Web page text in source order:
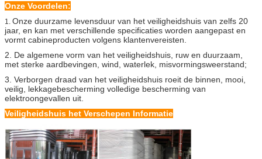
Onze Voordelen:
1. Onze duurzame levensduur van het veiligheidshuis van zelfs 20
jaar, en kan met verschillende specificaties worden aangepast en
vormt cabineproducten volgens klantenvereisten.
2. De algemene vorm van het veiligheidshuis, ruw en duurzaam,
met sterke aardbevingen, wind, waterlek, misvormingsweerstand;
3. Verborgen draad van het veiligheidshuis roeit de binnen, mooi,
veilig, lekkagebescherming volledige bescherming van
elektroongevallen uit.
Veiligheidshuis het Verschepen Informatie